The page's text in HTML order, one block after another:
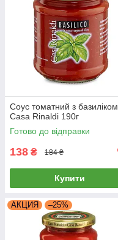
Соус томатний з базиліком
Casa Rinaldi 190г
Готово до відправки
138 ₴ 184 ₴
Купити
АКЦИЯ –25%